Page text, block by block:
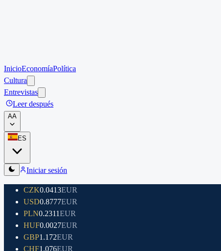
InicioEconomíaPolítica
Cultura
Entrevistas
Leer después
AA
ES
Iniciar sesión
CZK0.0413EUR
USD0.8777EUR
PLN0.2311EUR
HUF0.0027EUR
GBP1.172EUR
CHF1.076EUR